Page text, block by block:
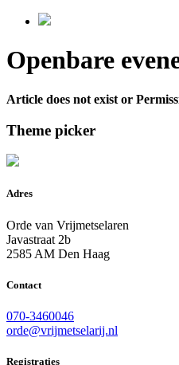
Openbare
Article does not exist or
Theme picker
Adres
Orde van Vrijmetselaren
Javastraat 2b
2585 AM Den Haag
Contact
070-3460046
orde@vrijmetselarij.nl
Registraties